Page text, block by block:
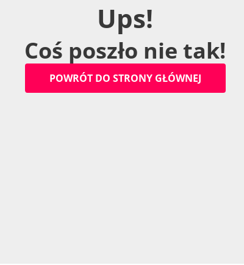
Ups!
Coś poszło nie tak!
POWRÓT DO STRONY GŁÓWNEJ